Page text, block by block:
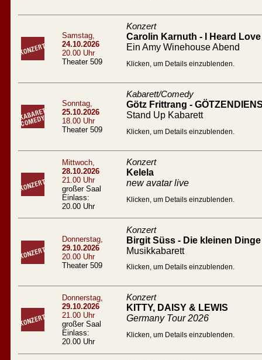
Samstag,
24.10.2026
20.00 Uhr
Theater 509
Konzert
Carolin Karnuth - I Heard
Ein Amy Winehouse Abend
Klicken, um Details einzublenden.
Sonntag,
25.10.2026
18.00 Uhr
Theater 509
Kabarett/Comedy
Götz Frittrang -
Stand Up Kabarett
Klicken, um Details einzublenden.
Mittwoch,
28.10.2026
21.00 Uhr
großer Saal
Einlass:
20.00 Uhr
Konzert
Kelela
new avatar live
Klicken, um Details einzublenden.
Donnerstag,
29.10.2026
20.00 Uhr
Theater 509
Konzert
Birgit Süss - Die kleinen Dinge
Musikkabarett
Klicken, um Details einzublenden.
Donnerstag,
29.10.2026
21.00 Uhr
großer Saal
Einlass:
20.00 Uhr
Konzert
KITTY, DAISY & LEWIS
Germany Tour 2026
Klicken, um Details einzublenden.